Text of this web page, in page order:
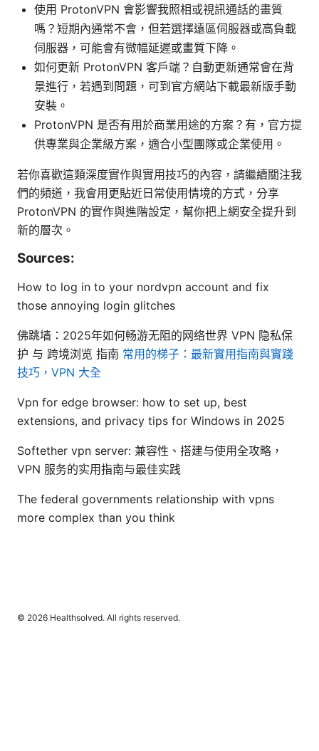
使用 ProtonVPN 會影響我照相或視訊通話的畫質
嗎？短期內通常不會，但若選擇遠區伺服器或高負載
伺服器，可能會有微幅延遲或畫質下降。
如何更新 ProtonVPN 客戶端？自動更新通常會在背
景進行，若遇到問題，可到官方網站下載最新版手動
安裝。
ProtonVPN 是否有用於商業用途的方案？有，官方提
供專業與企業級方案，適合小型團隊或企業使用。
若你喜歡這類深度實作與實用技巧的內容，請繼續關注我
們的頻道，我會用更貼近日常使用情境的方式，分享
ProtonVPN 的實作與進階設定，幫你把上網安全提升到
新的層次。
Sources:
How to log in to your nordvpn account and fix
those annoying login glitches
佛跳墙：2025年如何畅游无阻的网络世界 VPN 隐私保
护 与 跨境浏览 指南 常用的梯子：最新實用指南與實踐
技巧，VPN 大全
Vpn for edge browser: how to set up, best
extensions, and privacy tips for Windows in 2025
Softether vpn server: 兼容性、搭建与使用全攻略，
VPN 服务的实用指南与最佳实践
The federal governments relationship with vpns
more complex than you think
© 2026 Healthsolved. All rights reserved.